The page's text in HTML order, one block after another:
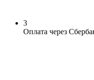
3
Оплата через